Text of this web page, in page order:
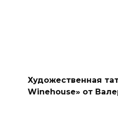
Художественная
Winehouse» от